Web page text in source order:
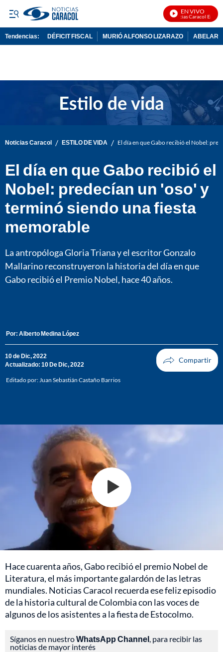
EN VIVO
Noticias Caracol En Vivo
Tendencias: DÉFICIT FISCAL MURIÓ ALFONSO LIZARAZO
Noticias Caracol / ESTILO DE VIDA / El día en que Gabo recibió el Nobel:
El día en que Gabo recibió el
Nobel: predecían un 'oso' y
terminó siendo una fiesta
memorable
La antropóloga Gloria Triana y el escritor Gonzalo
Mallarino reconstruyeron la historia del día en que
Gabo recibió el Premio Nobel, hace 40 años.
Por: Alberto Medina López
10 de Dic, 2022
Actualizado: 10 De Dic, 2022
Editado por:Juan Sebastián Castaño Barrios
Hace cuarenta años, Gabo recibió el premio Nobel de
Literatura, el más importante galardón de las letras
mundiales. Noticias Caracol recuerda ese feliz episodio
de la historia cultural de Colombia con las voces de
algunos de los asistentes a la fiesta de Estocolmo.
Síganos en nuestroWhatsApp Channel , para recibir las
noticias de mayor interés